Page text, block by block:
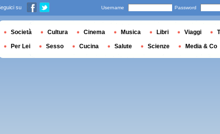
su Username Password
Società Cultura Cinema Musica Libri Viaggi
Per Lei Sesso Cucina Salute Scienze Media & Co